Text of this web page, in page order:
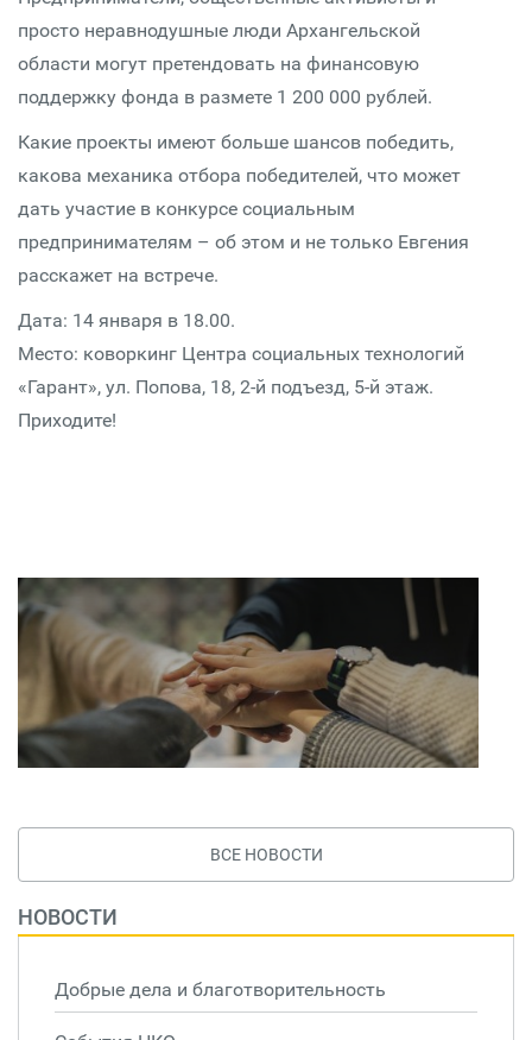
просто неравнодушные люди Архангельской
области могут претендовать на финансовую
поддержку фонда в размете 1 200 000 рублей.
Какие проекты имеют больше шансов победить,
какова механика отбора победителей, что может
дать участие в конкурсе социальным
предпринимателям – об этом и не только Евгения
расскажет на встрече.
Дата: 14 января в 18.00.
Место: коворкинг Центра социальных технологий
«Гарант», ул. Попова, 18, 2-й подъезд, 5-й этаж.
Приходите!
ВСЕ НОВОСТИ
НОВОСТИ
Добрые дела и благотворительность